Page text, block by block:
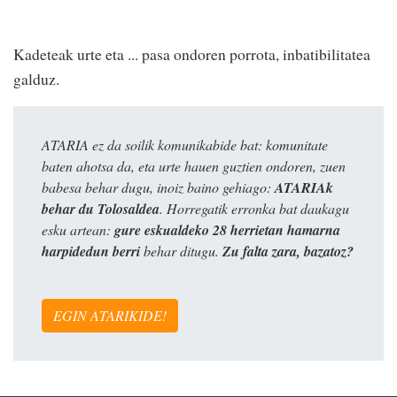
Kadeteak urte eta ... pasa ondoren porrota, inbatibilitatea
galduz.
ATARIA ez da soilik komunikabide bat: komunitate
baten ahotsa da, eta urte hauen guztien ondoren, zuen
babesa behar dugu, inoiz baino gehiago: ATARIAk
behar du Tolosaldea. Horregatik erronka bat daukagu
esku artean: gure eskualdeko 28 herrietan hamarna
harpidedun berribehar ditugu. Zu falta zara, bazatoz?
EGIN ATARIKIDE!